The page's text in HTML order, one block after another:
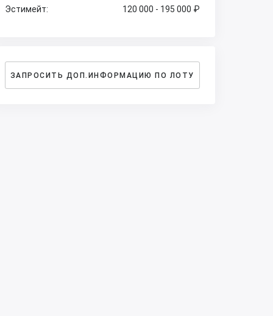
Эстимейт: 120 000 - 195 000 ₽
ЗАПРОСИТЬ ДОП.ИНФОРМАЦИЮ ПО ЛОТУ